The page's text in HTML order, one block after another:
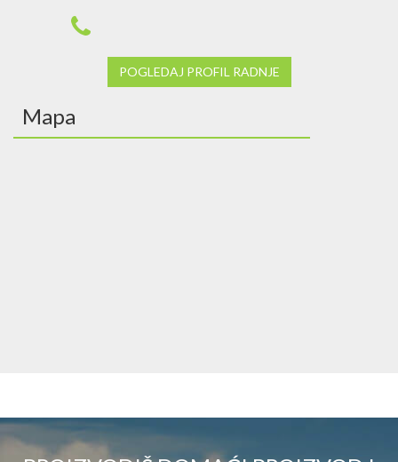
POGLEDAJ PROFIL RADNJE
Mapa